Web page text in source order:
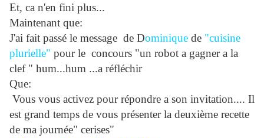
Et, ca n'en fini plus...
Maintenant que:
J'ai fait passé le message de Dominique de "cuisine
plurielle" pour le concours "un robot a gagner a la
clef " hum...hum ...a réfléchir
Que:
Vous vous activez pour répondre a son invitation.... Il
est grand temps de vous présenter la deuxième recette
de ma journée" cerises"